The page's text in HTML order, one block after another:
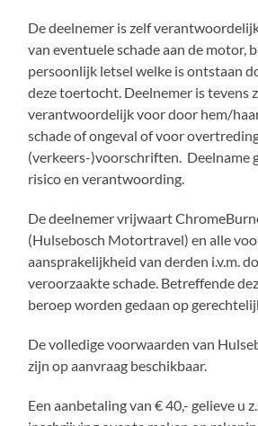
De deelnemer is zelf
van eventuele schade aan de motor,
persoonlijk letsel welke is ontstaan
deze toertocht. Deelnemer is tevens
verantwoordelijk voor door hem/
schade of ongeval of voor
(verkeers-)voorschriften. Deelname
risico en verantwoording.
De deelnemer vrijwaart
(Hulsebosch Motortravel) en alle
aansprakelijkheid van derden i.v.m.
veroorzaakte schade. Betreffende
beroep worden gedaan op
De volledige voorwaarden van
zijn op aanvraag beschikbaar.
Een aanbetaling van € 40,- gelieve u